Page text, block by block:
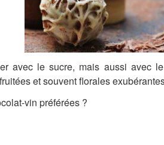
avec le sucre, mais aussi avec
et souvent florales
vin préférées ?